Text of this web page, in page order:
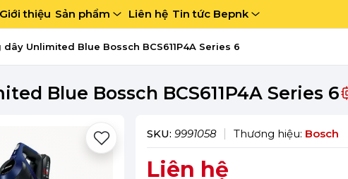
Giới thiệu Sản phẩm Liên hệ Tin tức Bepnk
Unlimited Blue Bossch BCS611P4A Series 6
Blue Bossch BCS611P4A Series 6
SKU: 9991058 Thương hiệu: Bosch
Liên hệ